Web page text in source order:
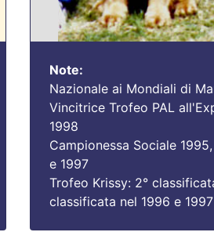
Note:
Nazionale ai Mondiali di
Vincitrice Trofeo PAL
1998
Campionessa Sociale
e 1997
Trofeo Krissy: 2°
classificata nel 1996 e 1997